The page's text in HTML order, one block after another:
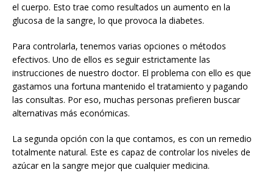
el cuerpo. Esto trae como resultados un aumento en la
glucosa de la sangre, lo que provoca la diabetes.
Para controlarla, tenemos varias opciones o métodos
efectivos. Uno de ellos es seguir estrictamente las
instrucciones de nuestro doctor. El problema con ello es que
gastamos una fortuna mantenido el tratamiento y pagando
las consultas. Por eso, muchas personas prefieren buscar
alternativas más económicas.
La segunda opción con la que contamos, es con un remedio
totalmente natural. Este es capaz de controlar los niveles de
azúcar en la sangre mejor que cualquier medicina.